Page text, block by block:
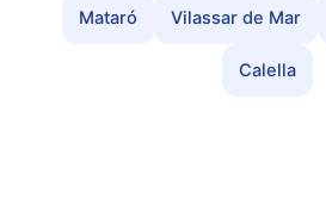
Mataró Vilassar de Mar
Calella